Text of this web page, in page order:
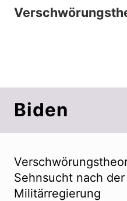
Menu
Zum
Zur
Biden
Sehnsucht nach
Militärregierung